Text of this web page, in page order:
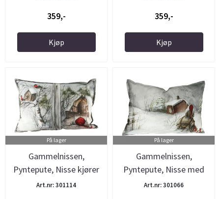
359,-
Kjøp
359,-
Kjøp
På lager
Gammelnissen,
Pyntepute, Nisse kjører
hest
Art.nr: 301114
På lager
Gammelnissen,
Pyntepute, Nisse med
slede
Art.nr: 301066